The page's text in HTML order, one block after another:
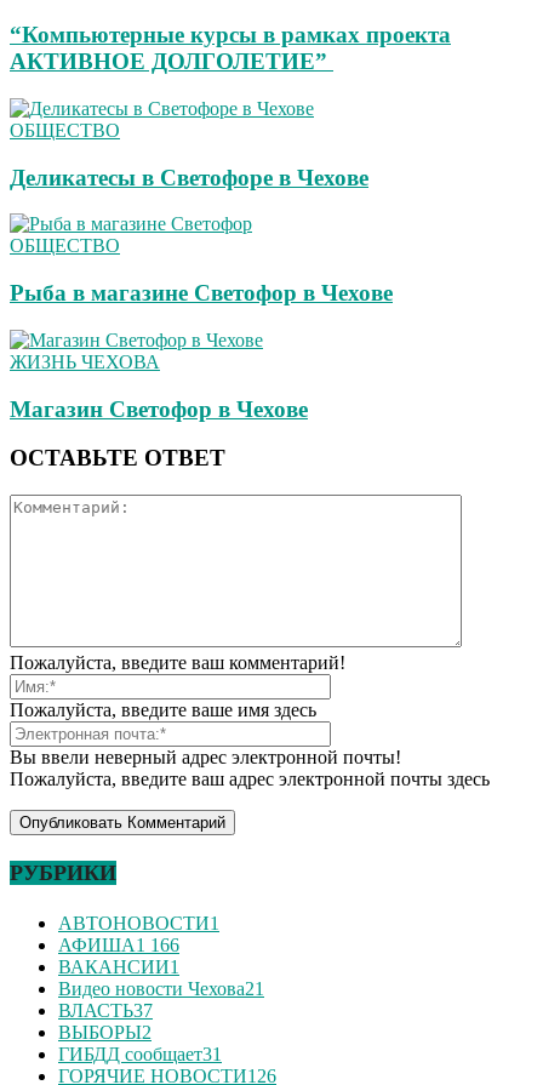
“Компьютерные курсы в рамках проекта
АКТИВНОЕ ДОЛГОЛЕТИЕ”
ОБЩЕСТВО
Деликатесы в Светофоре в Чехове
ОБЩЕСТВО
Рыба в магазине Светофор в Чехове
ЖИЗНЬ ЧЕХОВА
Магазин Светофор в Чехове
ОСТАВЬТЕ ОТВЕТ
Пожалуйста, введите ваш комментарий!
Пожалуйста, введите ваше имя здесь
Вы ввели неверный адрес электронной почты!
Пожалуйста, введите ваш адрес электронной почты здесь
РУБРИКИ
АВТОНОВОСТИ1
АФИША1 166
ВАКАНСИИ1
Видео новости Чехова21
ВЛАСТЬ37
ВЫБОРЫ2
ГИБДД сообщает31
ГОРЯЧИЕ НОВОСТИ126